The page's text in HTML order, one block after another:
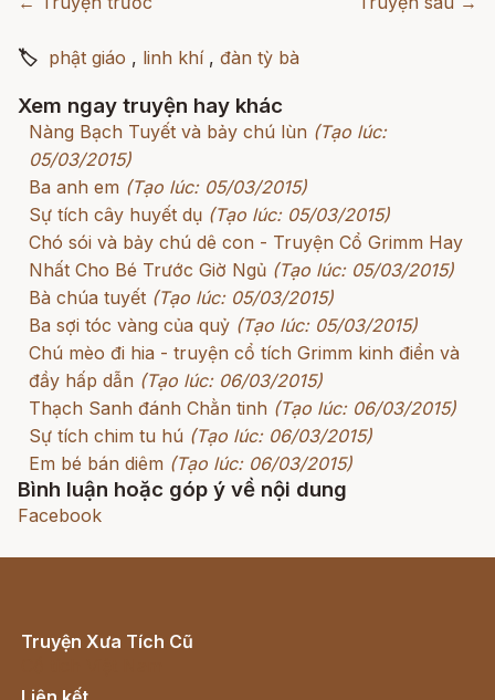
🏷 phật giáo , linh khí, đàn tỳ bà
Xem ngay truyện hay khác
Nàng Bạch Tuyết và bảy chú lùn (Tạo lúc:
05/03/2015)
Ba anh em (Tạo lúc: 05/03/2015)
Sự tích cây huyết dụ (Tạo lúc: 05/03/2015)
Chó sói và bảy chú dê con - Truyện Cổ Grimm Hay
Nhất Cho Bé Trước Giờ Ngủ (Tạo lúc: 05/03/2015)
Bà chúa tuyết (Tạo lúc: 05/03/2015)
Ba sợi tóc vàng của quỷ (Tạo lúc: 05/03/2015)
Chú mèo đi hia - truyện cổ tích Grimm kinh điển và
đầy hấp dẫn (Tạo lúc: 06/03/2015)
Thạch Sanh đánh Chằn tinh (Tạo lúc: 06/03/2015)
Sự tích chim tu hú (Tạo lúc: 06/03/2015)
Em bé bán diêm (Tạo lúc: 06/03/2015)
Bình luận hoặc góp ý về nội dung
Facebook
Truyện Xưa Tích Cũ